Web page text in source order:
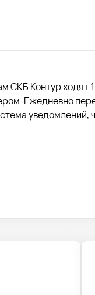
СКБ Контур ходят
Ежедневно
уведомлений,